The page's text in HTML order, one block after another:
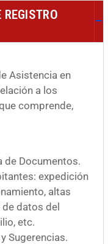
Asistencia en
a los
comprende,
de Documentos.
expedición
altas
datos del
etc.
Sugerencias.